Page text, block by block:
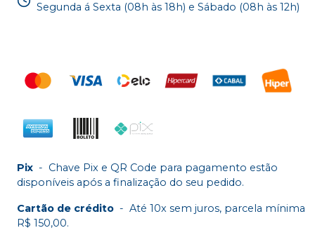
Segunda á Sexta (08h às 18h) e Sábado (08h às 12h)
Pix - Chave Pix e QR Code para pagamento estão
disponíveis após a finalização do seu pedido.
Cartão de crédito - Até 10x sem juros, parcela mínima
R$ 150,00.